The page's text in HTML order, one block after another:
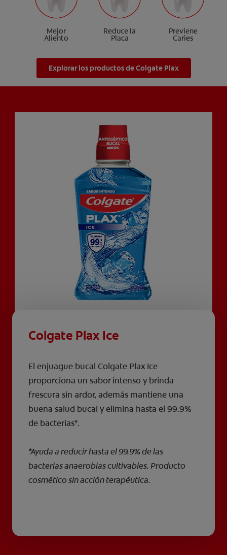
Mejor
Aliento
Reduce la
Placa
Previene
Caries
Explorar los productos de Colgate Plax
Colgate Plax Ice
El enjuague bucal Colgate Plax Ice
proporciona un sabor intenso y brinda
frescura sin ardor, además mantiene una
buena salud bucal y elimina hasta el 99.9%
de bacterias*.
*Ayuda a reducir hasta el 99.9% de las
bacterias anaerobias cultivables. Producto
cosmético sin acción terapéutica.